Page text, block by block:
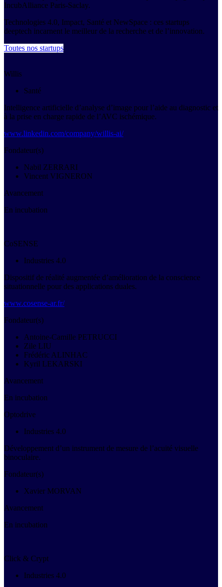
IncubAlliance Paris-Saclay.
Technologies 4.0, Impact, Santé et NewSpace : ces startups
deeptech incarnent le meilleur de la recherche et de l’innovation.
Toutes nos startups
Willis
Santé
Intelligence artificielle d’analyse d’image pour l’aide au diagnostic et
à la prise en charge rapide de l’AVC ischémique.
www.linkedin.com/company/willis-ai/
Fondateur(s)
Nabil ZERRARI
Vincent VIGNERON
Avancement
En incubation
CoSENSE
Industries 4.0
Dispositif de réalité augmentée d’amélioration de la conscience
situationnelle pour des applications duales.
www.cosense-ar.fr/
Fondateur(s)
Antoine-Camille PETRUCCI
Zile LIU
Frédéric ALINHAC
Kyril LEKARSKI
Avancement
En incubation
Optodrive
Industries 4.0
Développement d’un instrument de mesure de l’acuité visuelle
binoculaire.
Fondateur(s)
Xavier MORVAN
Avancement
En incubation
Click & Crypt
Industries 4.0